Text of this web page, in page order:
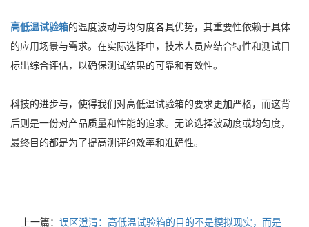
高低温试验箱的温度波动与均匀度各具优势，其重要性依赖于具体
的应用场景与需求。在实际选择中，技术人员应结合特性和测试目
标出综合评估，以确保测试结果的可靠和有效性。
科技的进步与，使得我们对高低温试验箱的要求更加严格，而这背
后则是一份对产品质量和性能的追求。无论选择波动度或均匀度，
最终目的都是为了提高测评的效率和准确性。
上一篇： 误区澄清：高低温试验箱的目的不是模拟现实，而是